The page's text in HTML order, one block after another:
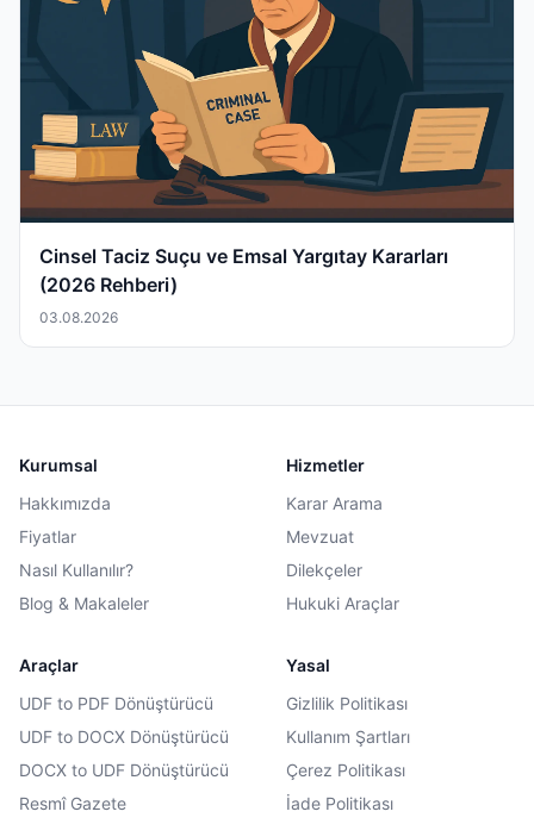
Cinsel Taciz Suçu ve Emsal Yargıtay Kararları
(2026 Rehberi)
03.08.2026
Kurumsal
Hakkımızda
Fiyatlar
Nasıl Kullanılır?
Blog & Makaleler
Hizmetler
Karar Arama
Mevzuat
Dilekçeler
Hukuki Araçlar
Araçlar
UDF to PDF Dönüştürücü
UDF to DOCX Dönüştürücü
DOCX to UDF Dönüştürücü
Resmî Gazete
Yasal
Gizlilik Politikası
Kullanım Şartları
Çerez Politikası
İade Politikası